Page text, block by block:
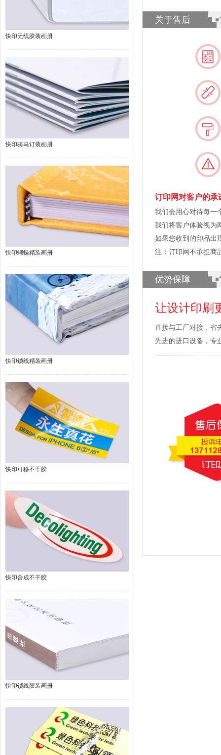
快印无线胶装画册
快印骑马订装画册
快印蝴蝶精装画册
快印锁线精装画册
快印可移不干胶
快印合成不干胶
快印锁线胶装画册
关于售后
订印网对客户的承
我们会用心对待每一
我们将客户体验视为
如果您收到的印品出
注：订印网不承担商
优势保障
让设计印刷
直接与工厂对接，省
先进的进口设备，专